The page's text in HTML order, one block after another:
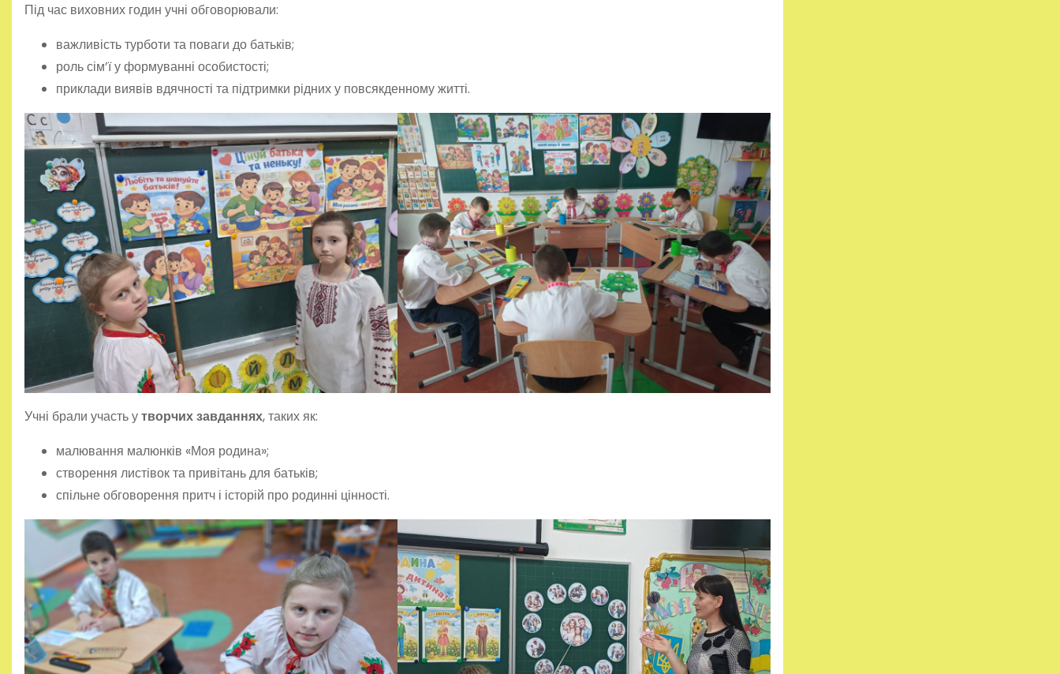
Під час виховних годин учні обговорювали:
важливість турботи та поваги до батьків;
роль сім’ї у формуванні особистості;
приклади виявів вдячності та підтримки рідних у повсякденному житті.
Учні брали участь утворчих завданнях, таких як:
малювання малюнків «Моя родина»;
створення листівок та привітань для батьків;
спільне обговорення притч і історій про родинні цінності.